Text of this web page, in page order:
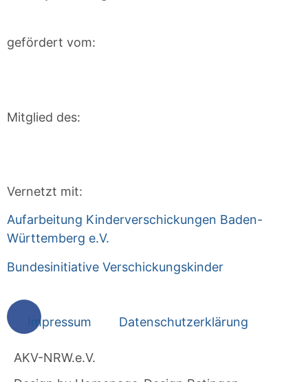
gefördert vom:
Mitglied des:
Vernetzt mit:
Aufarbeitung Kinderverschickungen Baden-
Württemberg e.V.
Bundesinitiative Verschickungskinder
Impressum Datenschutzerklärung
AKV-NRW.e.V.